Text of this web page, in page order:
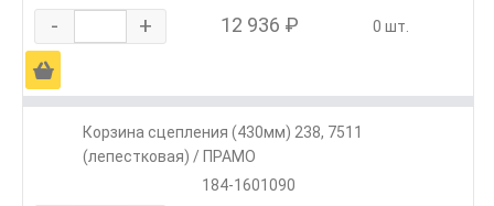
- + 12 936 ₽ 0 шт.
Ä
Корзина сцепления (430мм) 238, 7511
(лепестковая) / ПРАМО
184-1601090